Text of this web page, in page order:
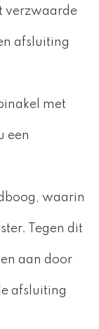
verzwaarde
afsluiting
met
een
waarin
Tegen dit
aan door
afsluiting